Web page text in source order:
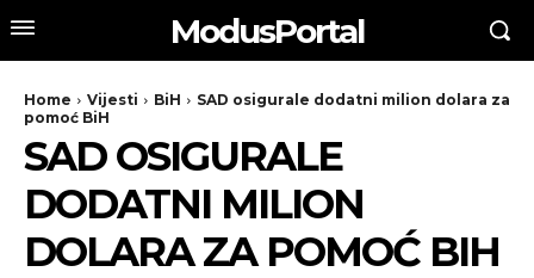
ModusPortal
Home Vijesti BiH
SAD osigurale dodatni milion dolara za
pomoć BiH
SAD OSIGURALE
DODATNI MILION
DOLARA ZA POMOĆ BIH